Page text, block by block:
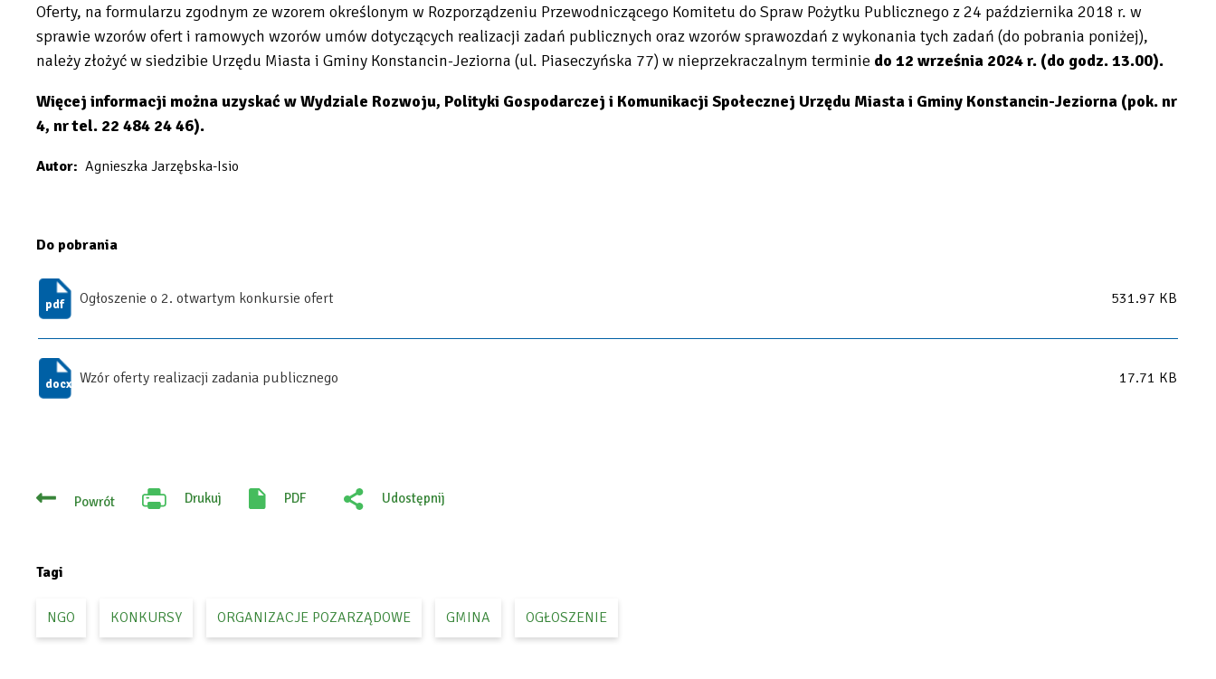
Oferty, na formularzu zgodnym ze wzorem określonym w Rozporządzeniu Przewodniczącego Komitetu do Spraw Pożytku Publicznego z 24 października 2018 r. w
sprawie wzorów ofert i ramowych wzorów umów dotyczących realizacji zadań publicznych oraz wzorów sprawozdań z wykonania tych zadań (do pobrania poniżej),
należy złożyć w siedzibie Urzędu Miasta i Gminy Konstancin-Jeziorna (ul. Piaseczyńska 77) w nieprzekraczalnym terminie do 12 września 2024 r. (do godz. 13.00).
Więcej informacji można uzyskać w Wydziale Rozwoju, Polityki Gospodarczej i Komunikacji Społecznej Urzędu Miasta i Gminy Konstancin-Jeziorna (pok. nr
4, nr tel. 22 484 24 46).
Autor Agnieszka Jarzębska-Isio
Do pobrania
Ogłoszenie o 2. otwartym konkursie ofert 531.97 KB
Wzór oferty realizacji zadania publicznego 17.71 KB
Powrót Drukuj
Will
PDF
Udostępnij
Tagi
NGO KONKURSY ORGANIZACJE POZARZĄDOWE GMINA OGŁOSZENIE